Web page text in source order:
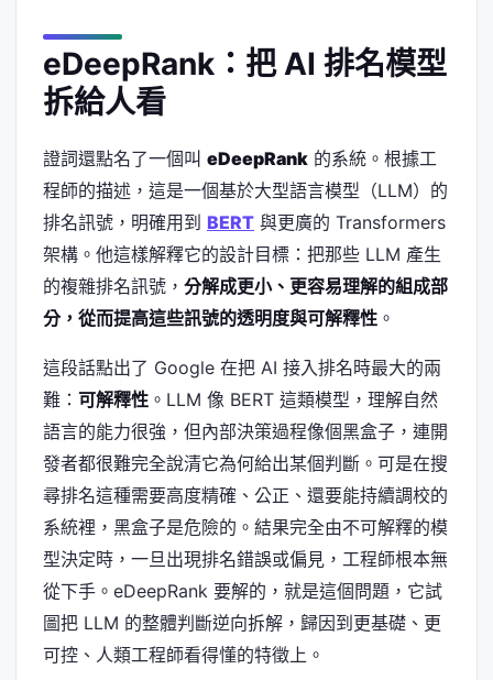
eDeepRank：把 AI 排名模型
拆給人看
證詞還點名了一個叫 eDeepRank 的系統。根據工
程師的描述，這是一個基於大型語言模型（LLM）的
排名訊號，明確用到 BERT 與更廣的 Transformers
架構。他這樣解釋它的設計目標：把那些 LLM 產生
的複雜排名訊號， 分解成更小、更容易理解的組成部
分，從而提高這些訊號的透明度與可解釋性 。
這段話點出了 Google 在把 AI 接入排名時最大的兩
難： 可解釋性 。LLM 像 BERT 這類模型，理解自然
語言的能力很強，但內部決策過程像個黑盒子，連開
發者都很難完全說清它為何給出某個判斷。可是在搜
尋排名這種需要高度精確、公正、還要能持續調校的
系統裡，黑盒子是危險的。結果完全由不可解釋的模
型決定時，一旦出現排名錯誤或偏見，工程師根本無
從下手。eDeepRank 要解的，就是這個問題，它試
圖把 LLM 的整體判斷逆向拆解，歸因到更基礎、更
可控、人類工程師看得懂的特徵上。